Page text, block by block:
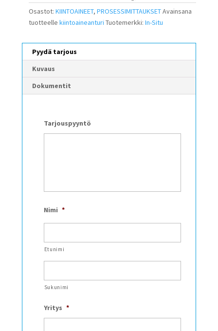
Osastot: KIINTOAINEET, PROSESSIMITTAUKSETAvainsana
tuotteelle kiintoaineanturi Tuotemerkki: In-Situ
Pyydä tarjous
Kuvaus
Dokumentit
Tarjouspyyntö
Nimi *
Etunimi
Sukunimi
Yritys *